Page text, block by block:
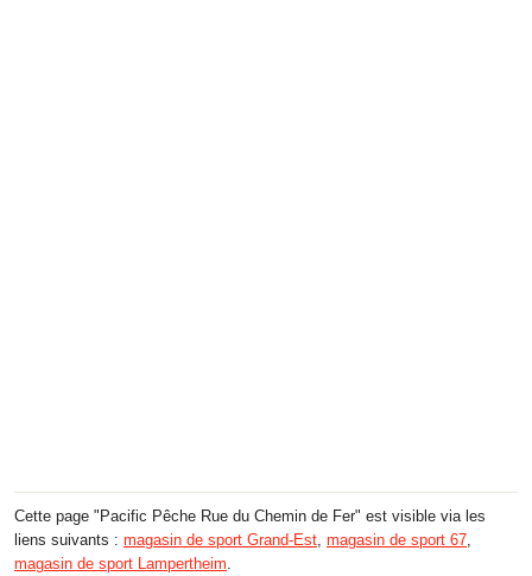
Cette page "Pacific Pêche Rue du Chemin de Fer" est visible via les
liens suivants : magasin de sport Grand-Est, magasin de sport 67,
magasin de sport Lampertheim.